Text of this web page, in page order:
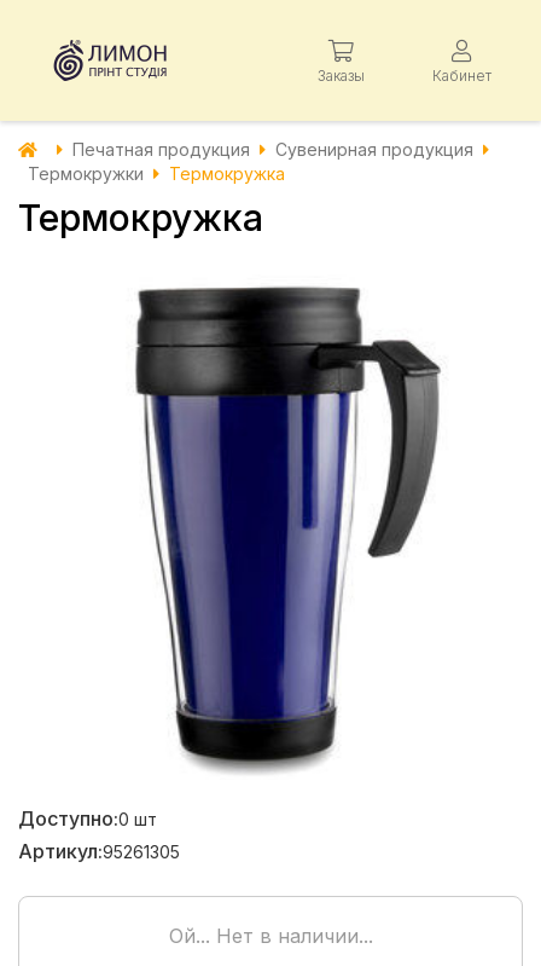
Заказы Кабинет
Печатная продукция
Сувенирная продукция
Термокружки
Термокружка
Термокружка
Доступно:0 шт
Артикул:95261305
Ой... Нет в наличии...